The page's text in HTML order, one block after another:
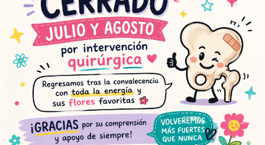
Bouquet
compacto con
rosas y margarita
verde
Ramo con media
docena de rosas
38,00€